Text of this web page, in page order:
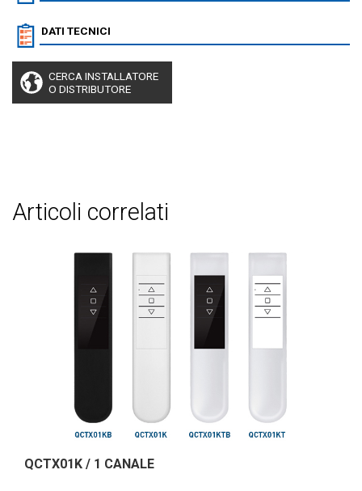
DATI TECNICI
CERCA INSTALLATORE
O DISTRIBUTORE
articoli correlati
QCTX01K / 1 CANALE